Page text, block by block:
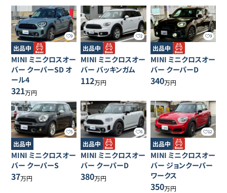
9
出品中
MINI ミニクロスオー
バー クーパーSD オ
ール4
321万円
2
出品中
MINI ミニクロスオー
バー バッキンガム
112万円
9
出品中
MINI ミニクロスオー
バー クーパーD
340万円
5
出品中
MINI ミニクロスオー
バー クーパーS
37万円
6
出品中
MINI ミニクロスオー
バー クーパーD
380万円
12
出品中
MINI ミニクロスオー
バー ジョンクーパー
ワークス
350万円